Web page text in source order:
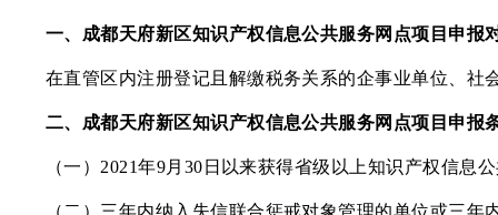
一、 成都天府新区知识产权信息公共服务网点项目申报
在直管区内注册登记且解缴税务关系的企事业单位、社
二、 成都天府新区知识产权信息公共服务网点项目申报
（一） 2021年9月30日以来获得省级以上知识产权信息
（二）三年内纳入失信联合惩戒对象管理的单位或三年